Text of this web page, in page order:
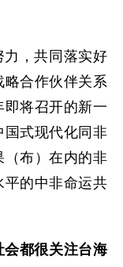
力，共同落实好
合作伙伴关系
将召开的新一
国式现代化同非
布）在内的非
的中非命运共
会都很关注台海